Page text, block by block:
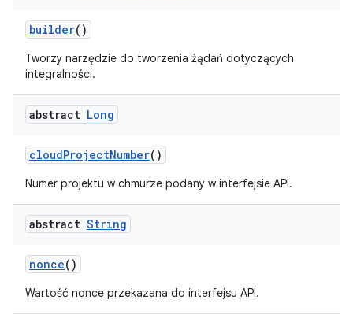
builder()
Tworzy narzędzie do tworzenia żądań dotyczących
integralności.
abstract Long
cloudProjectNumber()
Numer projektu w chmurze podany w interfejsie API.
abstract String
nonce()
Wartość nonce przekazana do interfejsu API.